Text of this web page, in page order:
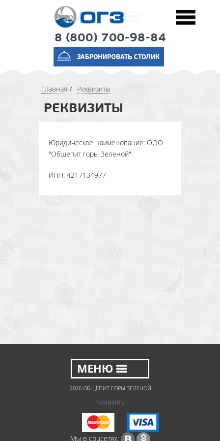
8 (800) 700-98-84
Главная Реквизиты
РЕКВИЗИТЫ
Юридическое наименование: ООО
"Общепит горы Зеленой"
ИНН: 4217134977
2026 ОБЩЕПИТ ГОРЫ ЗЕЛЕНОЙ
РЕКВИЗИТЫ
Мы в соцсетях: